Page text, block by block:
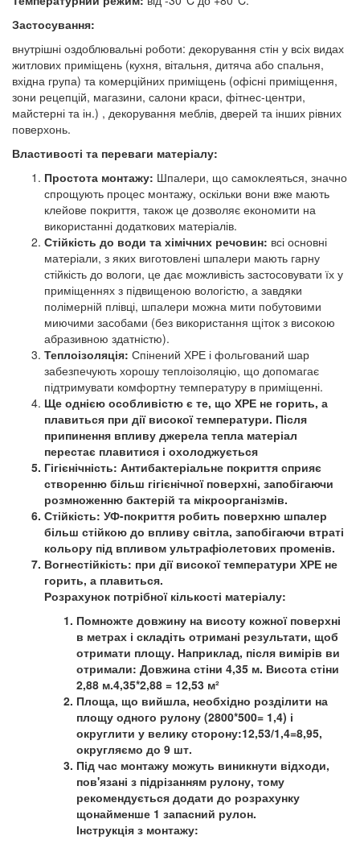
Застосування:
внутрішні оздоблювальні роботи: декорування стін у всіх видах
житлових приміщень (кухня, вітальня, дитяча або спальня,
вхідна група) та комерційних приміщень (офісні приміщення,
зони рецепцій, магазини, салони краси, фітнес-центри,
майстерні та ін.) , декорування меблів, дверей та інших рівних
поверхонь.
Властивості та переваги матеріалу:
Простота монтажу: Шпалери, що самоклеяться, значно
спрощують процес монтажу, оскільки вони вже мають
клейове покриття, також це дозволяє економити на
використанні додаткових матеріалів.
Стійкість до води та хімічних речовин: всі основні
матеріали, з яких виготовлені шпалери мають гарну
стійкість до вологи, це дає можливість застосовувати їх у
приміщеннях з підвищеною вологістю, а завдяки
полімерній плівці, шпалери можна мити побутовими
миючими засобами (без використання щіток з високою
абразивною здатністю).
Теплоізоляція: Спінений ХРЕ і фольгований шар
забезпечують хорошу теплоізоляцію, що допомагає
підтримувати комфортну температуру в приміщенні.
Ще однією особливістю є те, що ХРЕ не горить, а
плавиться при дії високої температури. Після
припинення впливу джерела тепла матеріал
перестає плавитися і охолоджується
Гігієнічність: Антибактеріальне покриття сприяє
створенню більш гігієнічної поверхні, запобігаючи
розмноженню бактерій та мікроорганізмів.
Стійкість: УФ-покриття робить поверхню шпалер
більш стійкою до впливу світла, запобігаючи втраті
кольору під впливом ультрафіолетових променів.
Вогнестійкість: при дії високої температури ХРЕ не
горить, а плавиться.
Розрахунок потрібної кількості матеріалу:
Помножте довжину на висоту кожної поверхні
в метрах і складіть отримані результати, щоб
отримати площу. Наприклад, після вимірів ви
отримали: Довжина стіни 4,35 м. Висота стіни
2,88 м.4,35*2,88 = 12,53 м²
Площа, що вийшла, необхідно розділити на
площу одного рулону (2800*500= 1,4) і
округлити у велику сторону:12,53/1,4=8,95,
округляємо до 9 шт.
Під час монтажу можуть виникнути відходи,
пов'язані з підрізанням рулону, тому
рекомендується додати до розрахунку
щонайменше 1 запасний рулон.
Інструкція з монтажу: